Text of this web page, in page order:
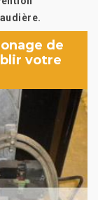
de
votre